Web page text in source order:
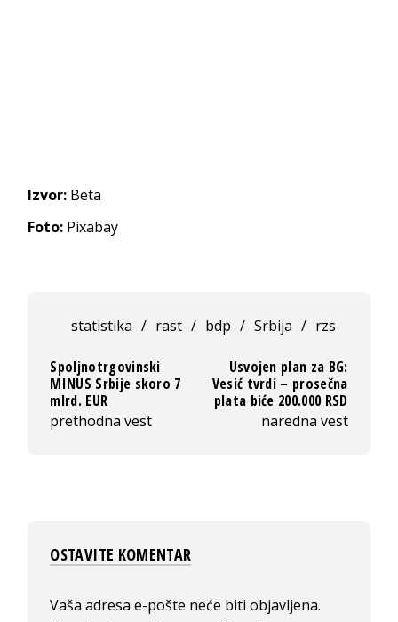
Izvor: Beta
Foto: Pixabay
statistika / rast / bdp / Srbija / rzs
Spoljnotrgovinski
MINUS Srbije skoro 7
mlrd. EUR
prethodna vest
Usvojen plan za BG:
Vesić tvrdi – prosečna
plata biće 200.000 RSD
naredna vest
OSTAVITE KOMENTAR
Vaša adresa e-pošte neće biti objavljena.